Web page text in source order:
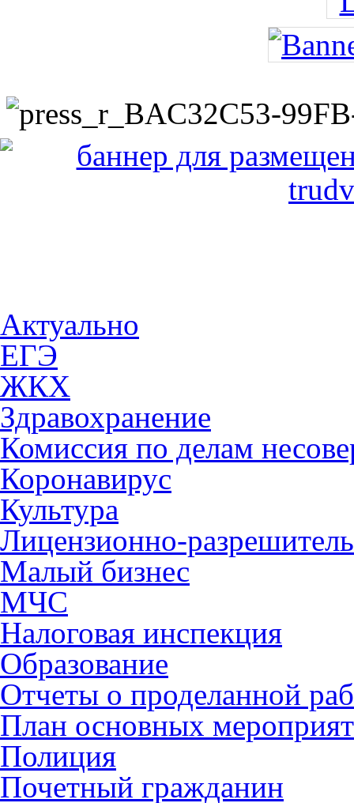
Актуально
ЕГЭ
ЖКХ
Здравохранение
Комиссия по делам
Коронавирус
Культура
Лицензионно-
Малый бизнес
МЧС
Налоговая инспекция
Образование
Отчеты о проделанной
План основных
Полиция
Почетный гражданин